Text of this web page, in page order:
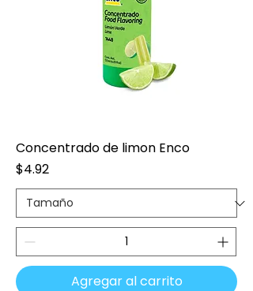
Concentrado de limon Enco
Precio
$4.92
Agregar al carrito